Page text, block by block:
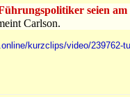
seien
Carlson.
kurzclips/video/239762-